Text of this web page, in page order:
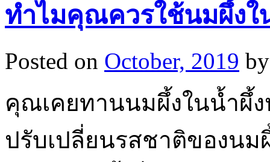
ทำไมคุณควรใช้นมผึ้งใ
Posted on October, 2019 by
คุณเคยทานนมผึ้งในน้ำผึ้
ปรับเปลี่ยนรสชาติของน